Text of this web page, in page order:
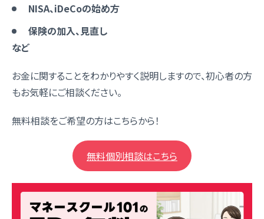
NISA、iDeCoの始め方
保険の加入、見直し
など
お金に関することをわかりやすく説明しますので、初心者の方
もお気軽にご相談ください。
無料相談をご希望の方はこちらから！
無料個別相談はこちら